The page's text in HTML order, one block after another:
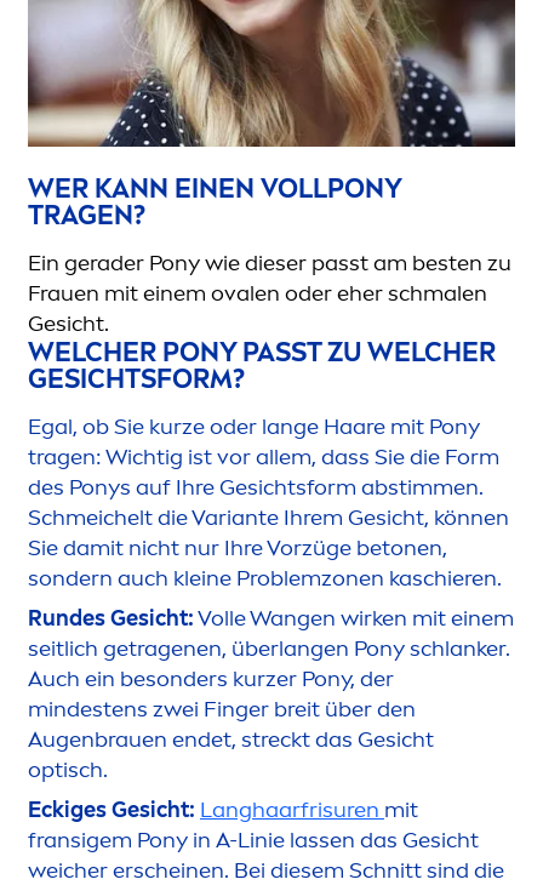
WER KANN EINEN VOLLPONY
TRAGEN?
Ein gerader Ponywie dieser passt am besten zu
Frauen mit einem ovalen oder eher schmalen
Gesicht.
WELCHER PONY PASST ZU WELCHER
GESICHTSFORM?
Egal, ob Sie kurze oder lange Haare mit Pony
tragen: Wichtig ist vor allem, dass Sie die Form
des Ponys auf Ihre Gesichtsform abstimmen.
Schmeichelt die Variante Ihrem Gesicht, können
Sie damit nicht nur Ihre Vorzüge betonen,
sondern auch kleine Problemzonen kaschieren.
Rundes Gesicht:Volle Wangen wirken mit einem
seitlich getragenen, überlangen Pony schlanker.
Auch ein besonders kurzer Pony, der
mindestens zwei Finger breit über den
Augenbrauen endet, streckt das Gesicht
optisch.
Eckiges Gesicht: Langhaarfrisuren mit
fransigem Pony in A-Linie lassen das Gesicht
weicher erscheinen. Bei diesem Schnitt sind die